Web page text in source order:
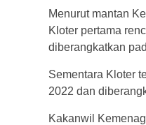
Menurut mantan
Kloter pertama
diberangkatkan
Sementara Kloter
2022 dan
Kakanwil